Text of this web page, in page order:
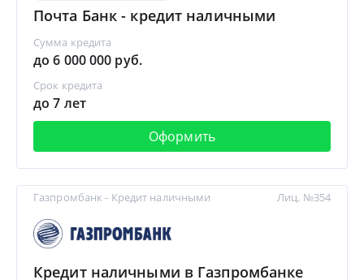
Почта Банк - кредит наличными
Сумма кредита
до 6 000 000 руб.
Срок кредита
до 7 лет
Оформить
Газпромбанк - Кредит наличными
Кредит наличными в Газпромбанке
Лиц. №354